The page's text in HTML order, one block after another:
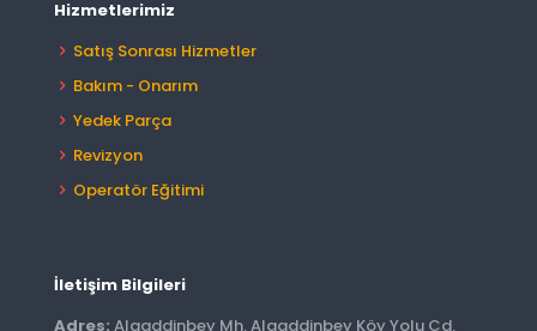
Hizmetlerimiz
Satış Sonrası Hizmetler
Bakım - Onarım
Yedek Parça
Revizyon
Operatör Eğitimi
İletişim Bilgileri
Adres: Alaaddinbey Mh. Alaaddinbey Köy Yolu Cd.